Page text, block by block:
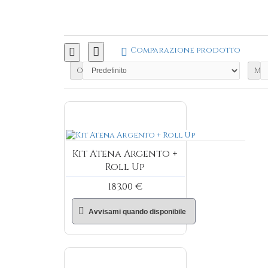
Comparazione prodotto
Ordinamento
Kit Atena Argento +
Roll Up
183,00 €
Avvisami quando disponibile